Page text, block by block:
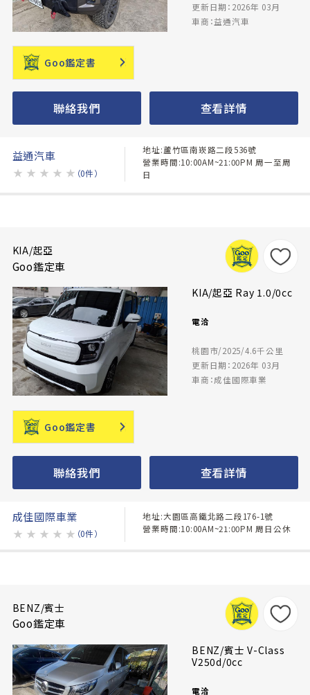
更新日期：2026年 03月
車商：益通汽車
Goo鑑定書
聯絡我們 查看詳情
益通汽車
★ ★ ★ ★ ★ （0件）
地址:蘆竹區南崁路二段536號
營業時間:10:00AM~21:00PM 周一至周
日
KIA/起亞
Goo鑑定車
KIA/起亞 Ray 1.0/0cc
電洽
桃園市/2025/4.6千公里
更新日期：2026年 03月
車商：成佳國際車業
Goo鑑定書
聯絡我們 查看詳情
成佳國際車業
★ ★ ★ ★ ★ （0件）
地址:大園區高鐵北路二段176-1號
營業時間:10:00AM~21:00PM 周日公休
BENZ/賓士
Goo鑑定車
BENZ/賓士 V-Class
V250d/0cc
電洽